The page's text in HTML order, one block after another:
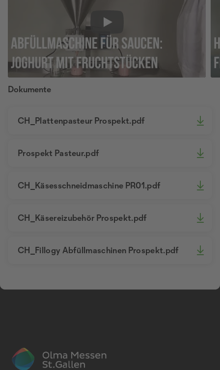
Play
Dokumente
CH_Plattenpasteur Prospekt.pdf
Prospekt Pasteur.pdf
CH_Käsesschneidmaschine PR01.pdf
CH_Käsereizubehör Prospekt.pdf
CH_Fillogy Abfüllmaschinen Prospekt.pdf